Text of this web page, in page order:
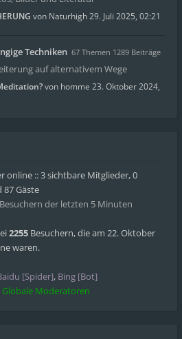
von Naturhigh29. Juli 2025, 02:21
Techniken 67 Themen 1289 Beiträge
auf alternativem Wege
von homme 23. Oktober 2024,
online :: 3 sichtbare Mitglieder, 0
Gäste
der letzten 5 Minuten
2255 Besuchern, die am 22. Oktober
waren.
[Spider], Bing [Bot]
Globale Moderatoren